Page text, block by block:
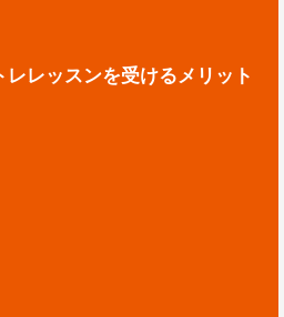
レレッスンを受けるメリット